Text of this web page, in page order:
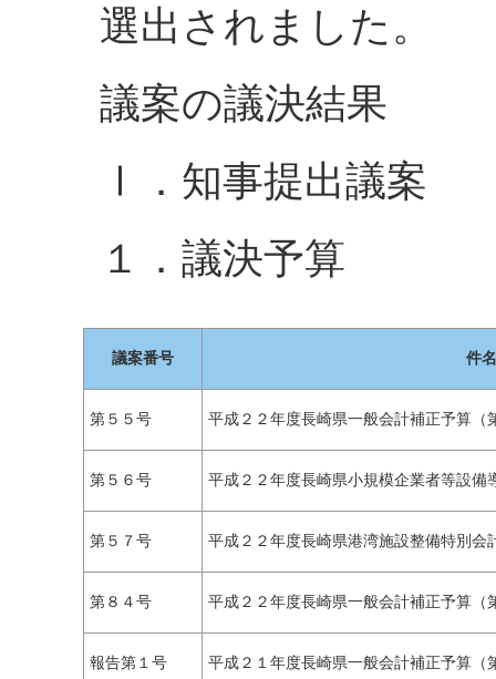
選出されました。
議案の議決結果
Ⅰ．知事提出議案
１．議決予算
議案番号 件名
第５５号 平成２２年度長崎県一般会計補正予算（
第５６号 平成２２年度長崎県小規模企業者等設備
第５７号 平成２２年度長崎県港湾施設整備特別会
第８４号 平成２２年度長崎県一般会計補正予算（
報告第１号 平成２１年度長崎県一般会計補正予算（